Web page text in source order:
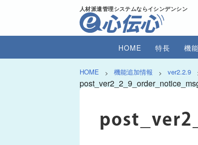
人材派遣管理システムならイシンデンシン
HOME 特長 機
HOME > 機能追加情報 > ver2.2.9